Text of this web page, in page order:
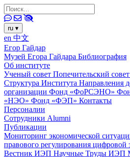
ru ▾
en 中文
Егор Гайдар
Музей Егора Гайдара Библиография
Об институте
Ученый совет Попечительский совет
Структура Института Направления
организации Фонд «ФоРСЭНО»
«НЭО» Фонд «ФЭП» Контакты
Персоналии
Сотрудники Alumni
Публикации
Мониторинг экономической
правового регулирования цифровой
Вестник ИЭП Научные Труды ИЭП